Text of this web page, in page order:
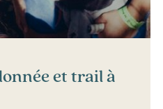
et trail à